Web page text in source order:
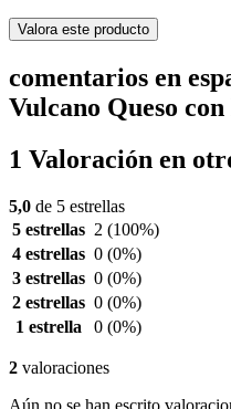
Valora este producto
comentarios en
Vulcano Queso con
1 Valoración en
5,0 de 5 estrellas
5 estrellas 2 (100%)
4 estrellas 0 (0%)
3 estrellas 0 (0%)
2 estrellas 0 (0%)
1 estrella
0 (0%)
2 valoraciones
Aún no se han escrito